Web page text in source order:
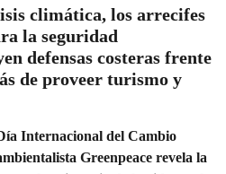
climática, los arrecifes
la seguridad
defensas costeras frente
de proveer turismo y
Internacional del Cambio
Greenpeace revela la